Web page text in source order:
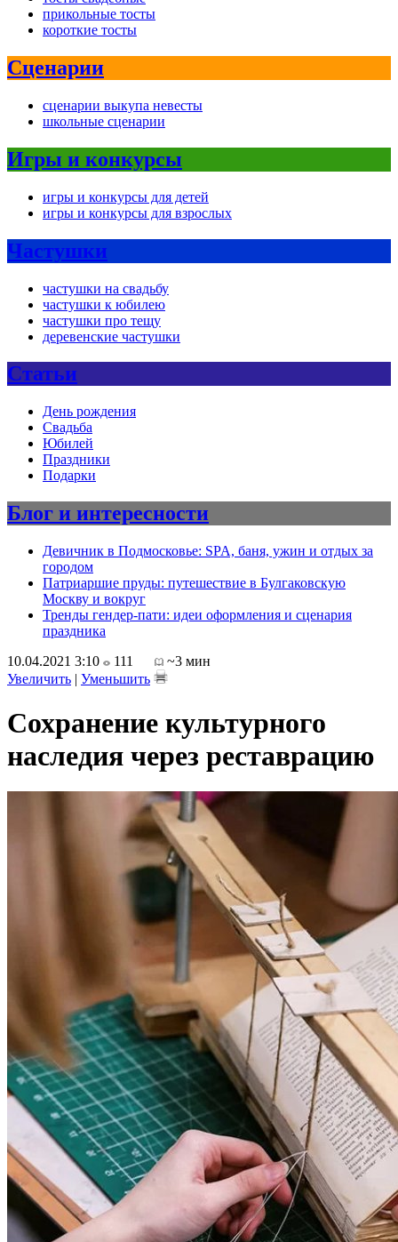
прикольные тосты
короткие тосты
Сценарии
сценарии выкупа невесты
школьные сценарии
Игры и конкурсы
игры и конкурсы для детей
игры и конкурсы для взрослых
Частушки
частушки на свадьбу
частушки к юбилею
частушки про тещу
деревенские частушки
Статьи
День рождения
Свадьба
Юбилей
Праздники
Подарки
Блог и интересности
Девичник в Подмосковье: SPA, баня, ужин и отдых за
городом
Патриаршие пруды: путешествие в Булгаковскую
Москву и вокруг
Тренды гендер-пати: идеи оформления и сценария
праздника
10.04.2021 3:10
111
~3 мин
Увеличить | Уменьшить
Сохранение культурного
наследия через реставрацию